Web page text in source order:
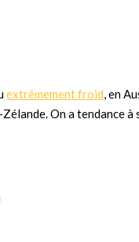
extrêmement froid, en
On a tendance